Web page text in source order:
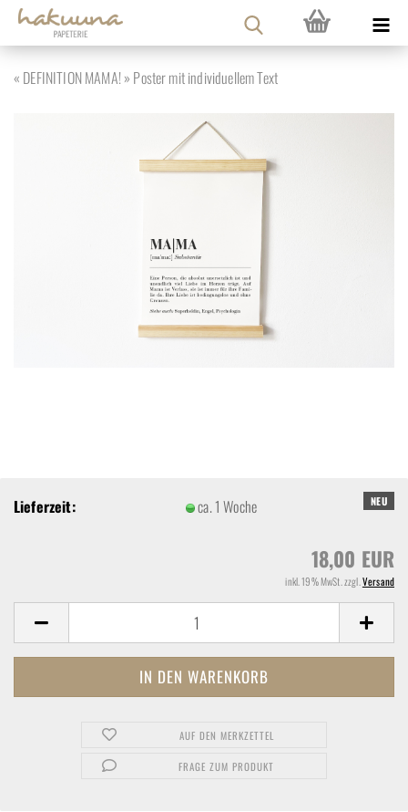
« DE­FI­NI­TI­ON MAMA! » Pos­ter mit in­di­vi­du­el­lem Text
NEU
Lieferzeit: ca. 1 Woche
18,00 EUR
inkl. 19% MwSt. zzgl. Versand
AUF DEN MERKZETTEL
FRAGE ZUM PRODUKT